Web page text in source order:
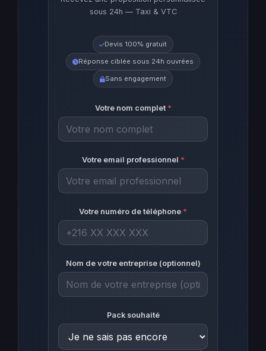
sous 24h — Taxi & VTC
Devis 100% gratuit
Réponse ciblée sous 24h ouvrées
Sans engagement
Votre nom complet *
Votre email professionnel *
Votre numéro de téléphone *
Nom de votre entreprise (optionnel)
Pack souhaité